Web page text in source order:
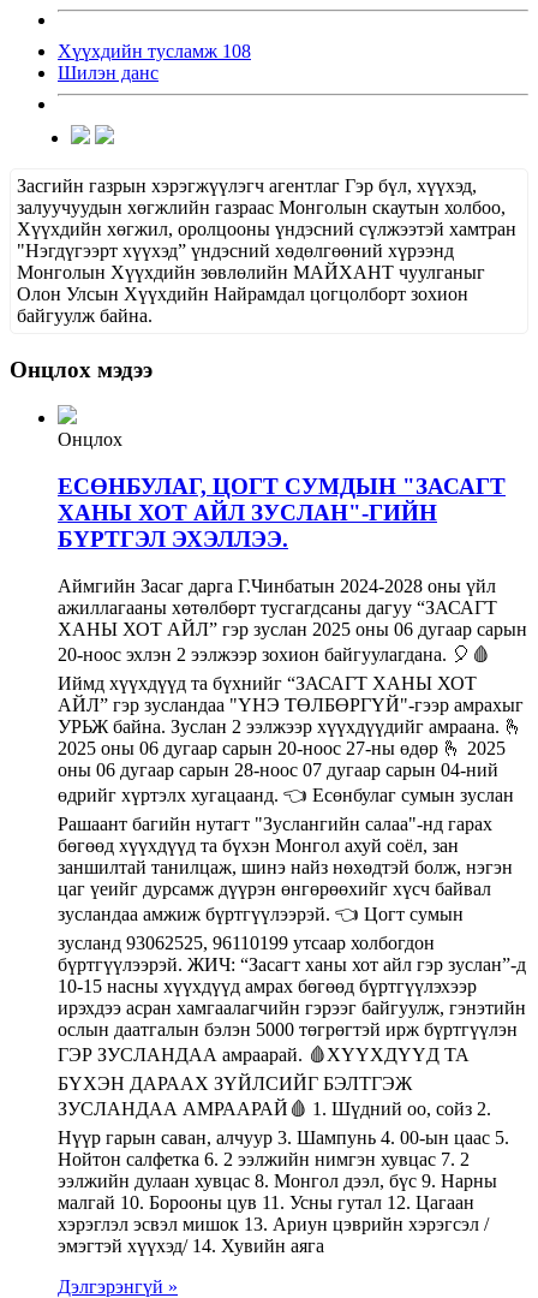
Хүүхдийн тусламж 108
Шилэн данс
Засгийн газрын хэрэгжүүлэгч агентлаг Гэр бүл, хүүхэд,
залуучуудын хөгжлийн газраас Монголын скаутын холбоо,
Хүүхдийн хөгжил, оролцооны үндэсний сүлжээтэй хамтран
"Нэгдүгээрт хүүхэд” үндэсний хөдөлгөөний хүрээнд
Монголын Хүүхдийн зөвлөлийн МАЙХАНТ чуулганыг
Олон Улсын Хүүхдийн Найрамдал цогцолборт зохион
байгуулж байна.
Онцлох мэдээ
Онцлох
ЕСӨНБУЛАГ, ЦОГТ СУМДЫН "ЗАСАГТ
ХАНЫ ХОТ АЙЛ ЗУСЛАН"-ГИЙН
БҮРТГЭЛ ЭХЭЛЛЭЭ.
Аймгийн Засаг дарга Г.Чинбатын 2024-2028 оны үйл
ажиллагааны хөтөлбөрт тусгагдсаны дагуу “ЗАСАГТ
ХАНЫ ХОТ АЙЛ” гэр зуслан 2025 оны 06 дугаар сарын
20-ноос эхлэн 2 ээлжээр зохион байгуулагдана. 🎈🩸
Иймд хүүхдүүд та бүхнийг “ЗАСАГТ ХАНЫ ХОТ
АЙЛ” гэр зусландаа "ҮНЭ ТӨЛБӨРГҮЙ"-гээр амрахыг
УРЬЖ байна. Зуслан 2 ээлжээр хүүхдүүдийг амраана. 🫰
2025 оны 06 дугаар сарын 20-ноос 27-ны өдөр 🫰 2025
оны 06 дугаар сарын 28-ноос 07 дугаар сарын 04-ний
өдрийг хүртэлх хугацаанд. 👈 Есөнбулаг сумын зуслан
Рашаант багийн нутагт "Зуслангийн салаа"-нд гарах
бөгөөд хүүхдүүд та бүхэн Монгол ахуй соёл, зан
заншилтай танилцаж, шинэ найз нөхөдтэй болж, нэгэн
цаг үеийг дурсамж дүүрэн өнгөрөөхийг хүсч байвал
зусландаа амжиж бүртгүүлээрэй. 👈 Цогт сумын
зусланд 93062525, 96110199 утсаар холбогдон
бүртгүүлээрэй. ЖИЧ: “Засагт ханы хот айл гэр зуслан”-д
10-15 насны хүүхдүүд амрах бөгөөд бүртгүүлэхээр
ирэхдээ асран хамгаалагчийн гэрээг байгуулж, гэнэтийн
ослын даатгалын бэлэн 5000 төгрөгтэй ирж бүртгүүлэн
ГЭР ЗУСЛАНДАА амраарай. 🩸ХҮҮХДҮҮД ТА
БҮХЭН ДАРААХ ЗҮЙЛСИЙГ БЭЛТГЭЖ
ЗУСЛАНДАА АМРААРАЙ🩸 1. Шүдний оо, сойз 2.
Нүүр гарын саван, алчуур 3. Шампунь 4. 00-ын цаас 5.
Нойтон салфетка 6. 2 ээлжийн нимгэн хувцас 7. 2
ээлжийн дулаан хувцас 8. Монгол дээл, бүс 9. Нарны
малгай 10. Борооны цув 11. Усны гутал 12. Цагаан
хэрэглэл эсвэл мишок 13. Ариун цэврийн хэрэгсэл /
эмэгтэй хүүхэд/ 14. Хувийн аяга
Дэлгэрэнгүй »